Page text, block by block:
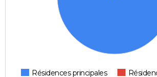
Résidences principales